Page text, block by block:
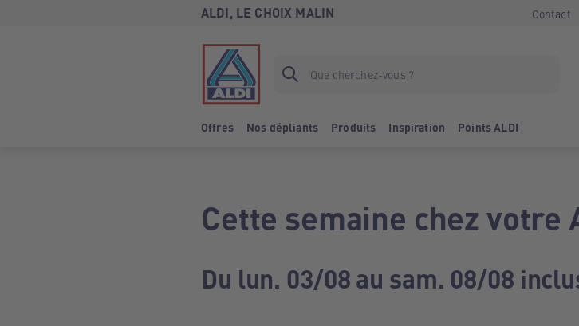
ALDI, LE CHOIX MALIN Contact
Offres Nos dépliants Produits Inspiration Points ALDI
Cette semaine chez votre
Du lun. 03/08 au sam. 08/08